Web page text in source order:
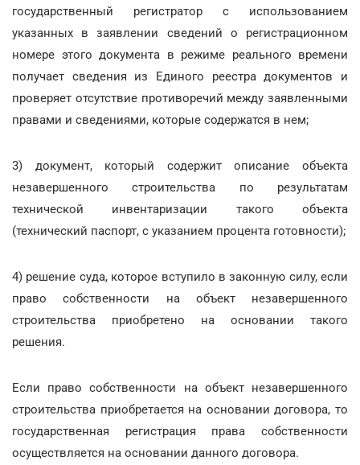
государственный регистратор с использованием
указанных в заявлении сведений о регистрационном
номере этого документа в режиме реального времени
получает сведения из Единого реестра документов и
проверяет отсутствие противоречий между заявленными
правами и сведениями, которые содержатся в нем;
3) документ, который содержит описание объекта
незавершенного строительства по результатам
технической инвентаризации такого объекта
(технический паспорт, с указанием процента готовности);
4) решение суда, которое вступило в законную силу, если
право собственности на объект незавершенного
строительства приобретено на основании такого
решения.
Если право собственности на объект незавершенного
строительства приобретается на основании договора, то
государственная регистрация права собственности
осуществляется на основании данного договора.